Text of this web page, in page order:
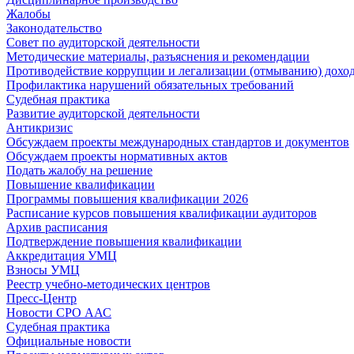
Жалобы
Законодательство
Совет по аудиторской деятельности
Методические материалы, разъяснения и рекомендации
Противодействие коррупции и легализации (отмыванию)
Профилактика нарушений обязательных требований
Судебная практика
Развитие аудиторской деятельности
Антикризис
Обсуждаем проекты международных стандартов и документов
Обсуждаем проекты нормативных актов
Подать жалобу на решение
Повышение квалификации
Программы повышения квалификации 2026
Расписание курсов повышения квалификации аудиторов
Архив расписания
Подтверждение повышения квалификации
Аккредитация УМЦ
Взносы УМЦ
Реестр учебно-методических центров
Пресс-Центр
Новости СРО ААС
Судебная практика
Официальные новости